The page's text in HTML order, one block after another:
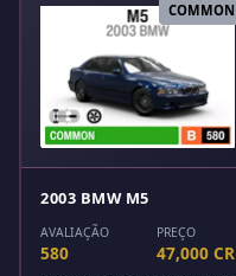
COMMON
2003 BMW M5
AVALIAÇÃO
580
PREÇO
47,000 CR